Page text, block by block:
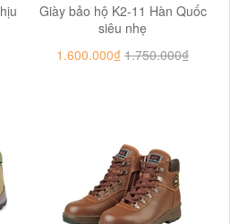
Giày bảo hộ K2-11 Hàn Quốc
siêu nhẹ
1.600.000₫ 1.750.000₫